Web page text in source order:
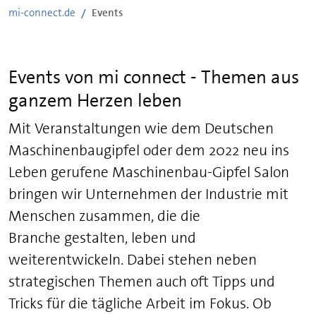
mi-connect.de Events
Events von mi connect - Themen aus
ganzem Herzen leben
Mit Veranstaltungen wie dem Deutschen
Maschinenbaugipfel oder dem 2022 neu ins
Leben gerufene Maschinenbau-Gipfel Salon
bringen wir Unternehmen der Industrie mit
Menschen zusammen, die die
Branche gestalten, leben und
weiterentwickeln. Dabei stehen neben
strategischen Themen auch oft Tipps und
Tricks für die tägliche Arbeit im Fokus. Ob